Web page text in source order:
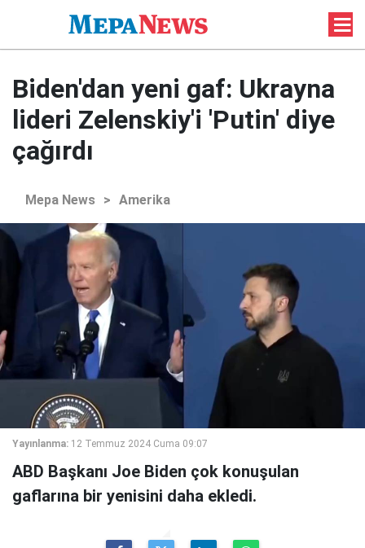
Biden'dan yeni gaf: Ukrayna
lideri Zelenskiy'i 'Putin' diye
çağırdı
Mepa News > Amerika
Yayınlanma: 12 Temmuz 2024 Cuma 09:07
ABD Başkanı Joe Biden çok konuşulan
gaflarına bir yenisini daha ekledi.